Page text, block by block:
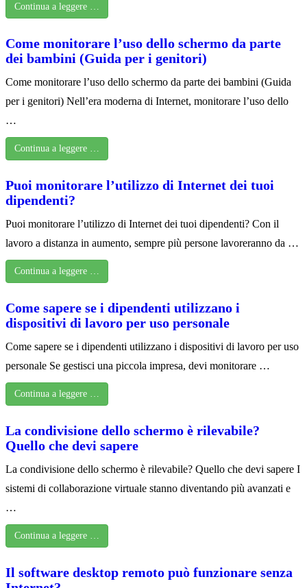
Continua a leggere …
Come monitorare l’uso dello schermo da parte
dei bambini (Guida per i genitori)
Come monitorare l’uso dello schermo da parte dei bambini (Guida
per i genitori) Nell’era moderna di Internet, monitorare l’uso dello
…
Continua a leggere …
Puoi monitorare l’utilizzo di Internet dei tuoi
dipendenti?
Puoi monitorare l’utilizzo di Internet dei tuoi dipendenti? Con il
lavoro a distanza in aumento, sempre più persone lavoreranno da …
Continua a leggere …
Come sapere se i dipendenti utilizzano i
dispositivi di lavoro per uso personale
Come sapere se i dipendenti utilizzano i dispositivi di lavoro per uso
personale Se gestisci una piccola impresa, devi monitorare …
Continua a leggere …
La condivisione dello schermo è rilevabile?
Quello che devi sapere
La condivisione dello schermo è rilevabile? Quello che devi sapere I
sistemi di collaborazione virtuale stanno diventando più avanzati e
…
Continua a leggere …
Il software desktop remoto può funzionare senza